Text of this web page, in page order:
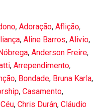
, Adoração, Aflição,
, Aline Barros, Alivio,
, Anderson Freire,
, Arrependimento,
, Bondade, Bruna Karla,
, Casamento,
Céu, Chris Durán, Cláudio